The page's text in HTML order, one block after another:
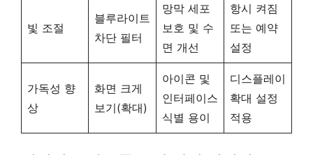
빛 조절
블루라이트
차단 필터
망막 세포
보호 및 수
면 개선
항시 켜짐
또는 예약
설정
가독성 향
상
화면 크게
보기(확대)
아이콘 및
인터페이스
식별 용이
디스플레이
확대 설정
적용